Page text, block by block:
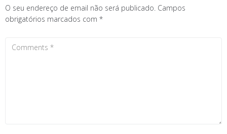
O seu endereço de email não será publicado. Campos
obrigatórios marcados com *